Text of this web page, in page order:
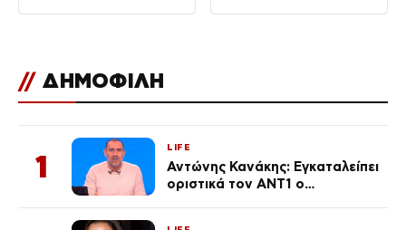
// ΔΗΜΟΦΙΛΗ
1
LIFE
Αντώνης Κανάκης: Εγκαταλείπει
οριστικά τον ΑΝΤ1 ο